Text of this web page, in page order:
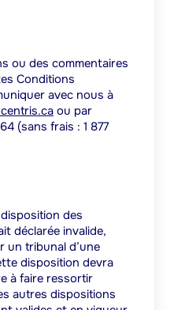
ou des commentaires
Conditions
avec nous à
ou par
(sans frais : 1 877
des
déclarée invalide,
un tribunal d’une
disposition devra
à faire ressortir
autres dispositions